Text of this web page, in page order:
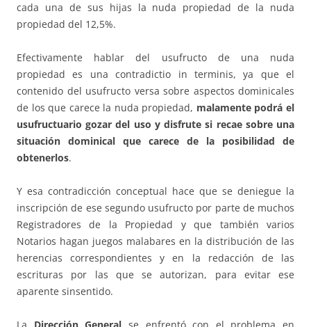
cada una de sus hijas la nuda propiedad de la nuda
propiedad del 12,5%.
Efectivamente hablar del usufructo de una nuda
propiedad es una contradictio in terminis, ya que el
contenido del usufructo versa sobre aspectos dominicales
de los que carece la nuda propiedad, malamente podrá el
usufructuario gozar del uso y disfrute si recae sobre una
situación dominical que carece de la posibilidad de
obtenerlos.
Y esa contradicción conceptual hace que se deniegue la
inscripción de ese segundo usufructo por parte de muchos
Registradores de la Propiedad y que también varios
Notarios hagan juegos malabares en la distribución de las
herencias correspondientes y en la redacción de las
escrituras por las que se autorizan, para evitar ese
aparente sinsentido.